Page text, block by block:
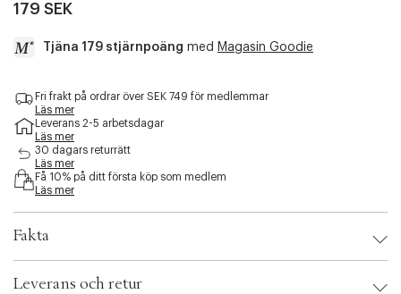
179 SEK
Tjäna 179 stjärnpoäng med Magasin Goodie
c
c
e
s
s
i
i
l
t
y
Fri frakt på ordrar över SEK 749 för medlemmar
Läs mer
Leverans 2-5 arbetsdagar
Läs mer
30 dagars returrätt
Läs mer
Få 10% på ditt första köp som medlem
Läs mer
Fakta
EAN: 7350073862641
Leverans och retur